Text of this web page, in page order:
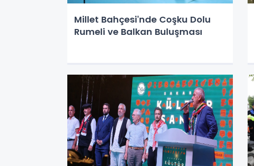
Millet Bahçesi'nde Coşku Dolu
Rumeli ve Balkan Buluşması